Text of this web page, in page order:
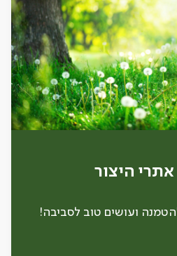
היצור
ועושים טוב לסביבה!